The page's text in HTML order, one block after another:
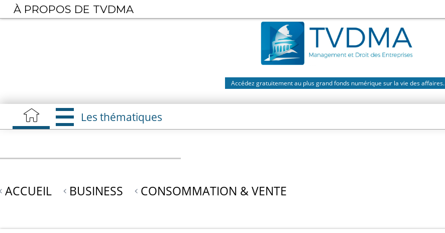
Aller
au
Accédez gratuitement au plus grand fonds numérique sur la vie des affaires.
Les thématiques
ACCUEIL BUSINESS CONSOMMATION & VENTE
À PROPOS DE TVDMA